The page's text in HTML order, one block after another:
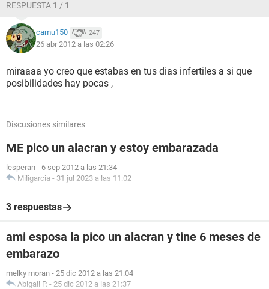
RESPUESTA 1 / 1
camu150 247
26 abr 2012 a las 02:26
miraaaa yo creo que estabas en tus dias infertiles a si que
posibilidades hay pocas ,
Discusiones similares
ME pico un alacran y estoy embarazada
lesperan - 6 sep 2012 a las 21:34
Miligarcia - 31 jul 2023 a las 11:02
3 respuestas
ami esposa la pico un alacran y tine 6 meses de
embarazo
melky moran - 25 dic 2012 a las 21:04
Abigail P. - 25 dic 2012 a las 21:37